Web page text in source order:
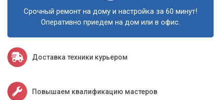
специальные программы, которые позволяют получить
доступ к зараженным секторам до загрузки операционной
системы. Это критический этап, обеспечивающий полное
удаление вредоносного кода.
Чистка операционной системы
После устранения буткитов мы переходим к операционной
Срочный ремонт на дому и настройка за 60 минут!
Оперативно приедем на дом или в офис.
Доставка техники курьером
Повышаем квалификацию мастеров